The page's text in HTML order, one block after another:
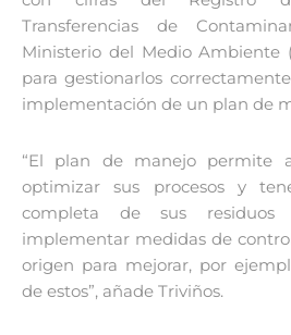
Transferencias de
Ministerio del Medio Ambiente
para gestionarlos
implementación de un plan de
“El plan de manejo permite
optimizar sus procesos y
completa de sus
implementar medidas de
origen para mejorar, por
de estos”, añade Triviños.